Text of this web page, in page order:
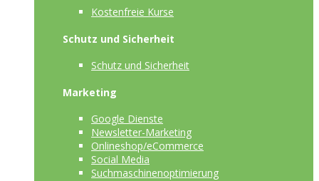
Kostenfreie Kurse
Schutz und Sicherheit
Schutz und Sicherheit
Marketing
Google Dienste
Newsletter-Marketing
Onlineshop/eCommerce
Social Media
Suchmaschinenoptimierung